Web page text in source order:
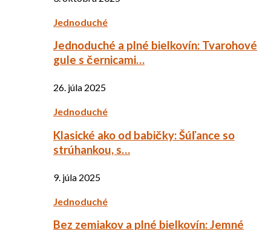
Jednoduché
Jednoduché a plné bielkovín: Tvarohové
gule s černicami…
26. júla 2025
Jednoduché
Klasické ako od babičky: Šúľance so
strúhankou, s…
9. júla 2025
Jednoduché
Bez zemiakov a plné bielkovín: Jemné